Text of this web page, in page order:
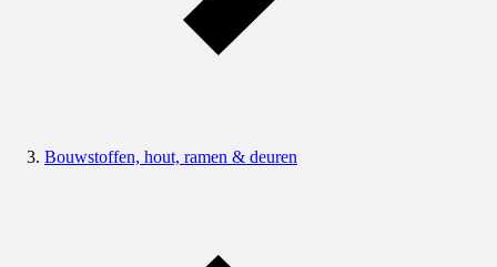
Bouwstoffen, hout, ramen & deuren